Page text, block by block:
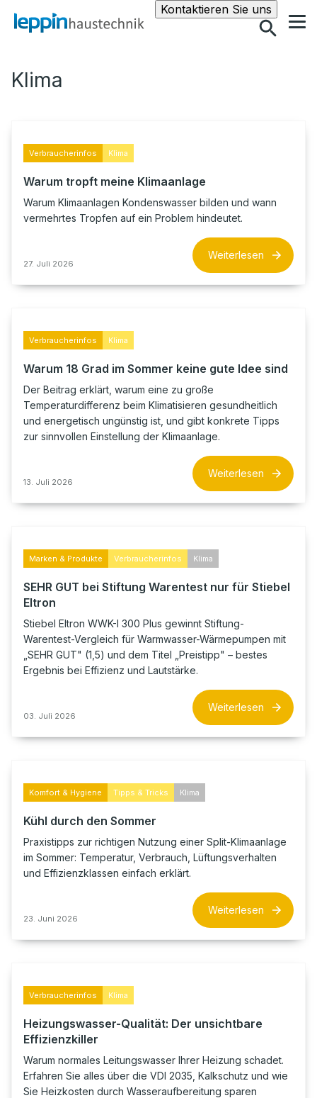
Kontaktieren Sie unsSuche
Klima
Verbraucherinfos Klima
Warum tropft meine Klimaanlage
Warum Klimaanlagen Kondenswasser bilden und wann
vermehrtes Tropfen auf ein Problem hindeutet.
27. Juli 2026
Weiterlesen
Verbraucherinfos Klima
Warum 18 Grad im Sommer keine gute Idee sind
Der Beitrag erklärt, warum eine zu große
Temperaturdifferenz beim Klimatisieren gesundheitlich
und energetisch ungünstig ist, und gibt konkrete Tipps
zur sinnvollen Einstellung der Klimaanlage.
13. Juli 2026
Weiterlesen
Marken & Produkte Verbraucherinfos Klima
SEHR GUT bei Stiftung Warentest nur für Stiebel
Eltron
Stiebel Eltron WWK-I 300 Plus gewinnt Stiftung-
Warentest-Vergleich für Warmwasser-Wärmepumpen mit
„SEHR GUT" (1,5) und dem Titel „Preistipp" – bestes
Ergebnis bei Effizienz und Lautstärke.
03. Juli 2026
Weiterlesen
Komfort & Hygiene Tipps & Tricks Klima
Kühl durch den Sommer
Praxistipps zur richtigen Nutzung einer Split-Klimaanlage
im Sommer: Temperatur, Verbrauch, Lüftungsverhalten
und Effizienzklassen einfach erklärt.
23. Juni 2026
Weiterlesen
Verbraucherinfos Klima
Heizungswasser-Qualität: Der unsichtbare
Effizienzkiller
Warum normales Leitungswasser Ihrer Heizung schadet.
Erfahren Sie alles über die VDI 2035, Kalkschutz und wie
Sie Heizkosten durch Wasseraufbereitung sparen